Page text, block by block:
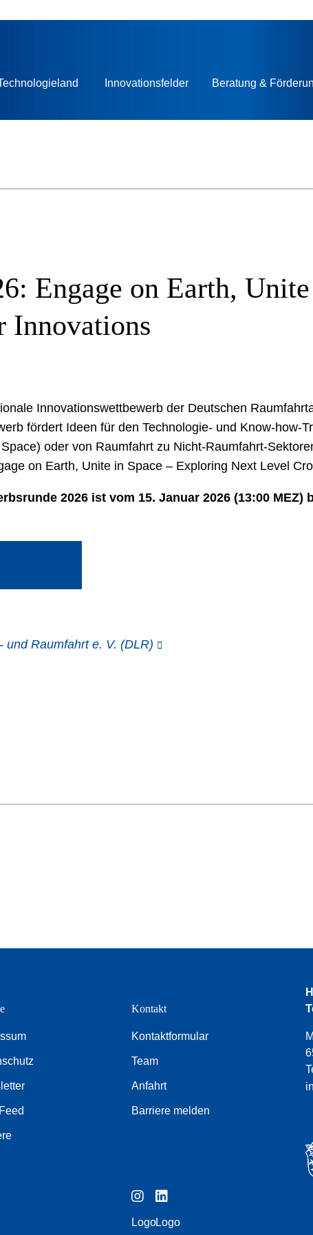
Innovationsfelder Beratung &
Engage on Earth,
Innovations
Innovationswettbewerb der Deutschen
fördert Ideen für den Technologie- und Know-how-
oder von Raumfahrt zu Nicht-Raumfahrt-
on Earth, Unite in Space – Exploring Next Level
2026 ist vom 15. Januar 2026 (13:00 MEZ)
und Raumfahrt e. V. (DLR)
Kontakt
Kontaktformular
Team
Anfahrt
Barriere melden
LogoLogo